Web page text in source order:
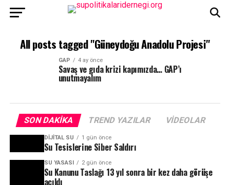
All posts tagged "Güneydoğu Anadolu Projesi"
GAP 4 ay önce
Savaş ve gıda krizi kapımızda… GAP’ı
unutmayalım
SON DAKIKA TREND YAZILAR VIDEOLAR
DIJITAL SU 1 gün önce
Su Tesislerine Siber Saldırı
SU YASASI 2 gün önce
Su Kanunu Taslağı 13 yıl sonra bir kez daha görüşe
açıldı